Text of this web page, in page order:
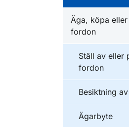
Äga, köpa eller
fordon
Ställ av eller
fordon
Besiktning
Ägarbyte